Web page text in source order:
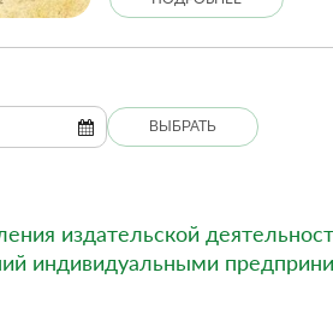
ВЫБРАТЬ
издательской
индивидуальными